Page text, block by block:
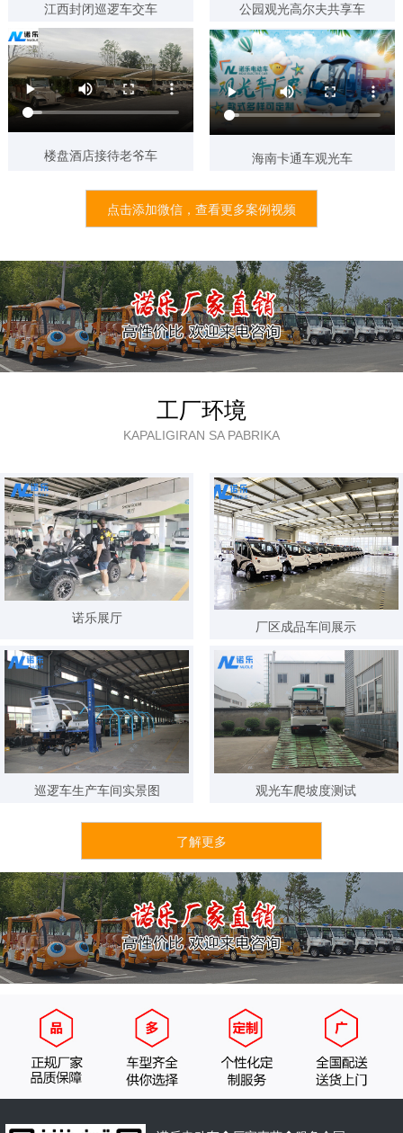
7天前 185****0512 已获取报价方案
6天前 135****2481 已获取报价方案
6天前 153****9970 已获取报价方案
6天前 152****3963 已获取报价方案
6天前 153****6487 已获取报价方案
5天前 138****9606 已获取报价方案
5天前 180****0086 已获取报价方案
4天前 133****9800 已获取报价方案
4天前 139****7506 已获取报价方案
3天内 130****0359 已获取报价方案
3天内 135****4980 已获取报价方案
3天内 189****7142 已获取报价方案
3天内 187****2155 已获取报价方案
3天内 133****5160 已获取报价方案
3天内 183****3987 已获取报价方案
3天内 159****8805 已获取报价方案
3天内 187****2765 已获取报价方案
3天内 157****5911 已获取报价方案
3天内 182****8876 已获取报价方案
3天内 134****4418 已获取报价方案
3分钟内 173****6965 已获取报价方案
3分钟内 139****1175 已获取报价方案
5分钟内 135****8085 已获取报价方案
10分钟内 151****3959已获取报价方案
江西封闭巡逻车交车 公园观光高尔夫共享车
楼盘酒店接待老爷车 海南卡通车观光车
点击添加微信，查看更多案例视频
工厂环境
KAPALIGIRAN SA PABRIKA
诺乐展厅
厂区成品车间展示
巡逻车生产车间实景图 观光车爬坡度测试
了解更多